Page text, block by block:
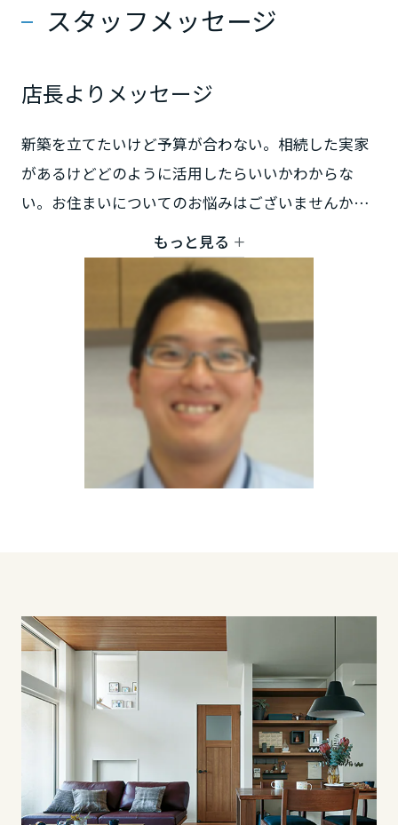
スタッフメッセージ
店長よりメッセージ
新築を立てたいけど予算が合わない。相続した実家
があるけどどのように活用したらいいかわからな
い。お住まいについてのお悩みはございませんか。
ミサワリフォームでは、ハウスメーカーで培った技
術を活かして、築40年50年のお住まいでも新しく再
生いたします。部分リフォームのご相談も承りま
す。ぜひ一度ご来場ください。
もっと見る
岡山県
九州エリア
福岡県